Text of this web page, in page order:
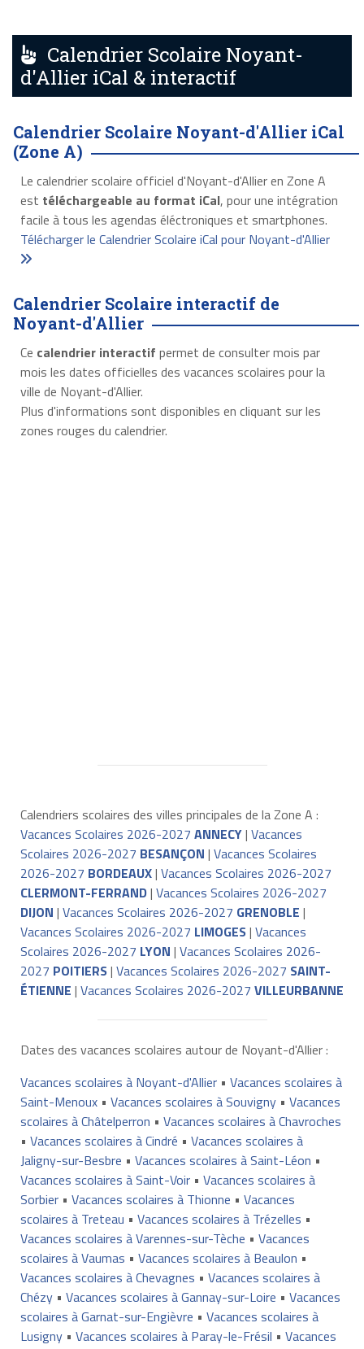
Calendrier Scolaire Noyant-
d'Allier iCal & interactif
Calendrier Scolaire Noyant-d'Allier iCal
(Zone A)
Le calendrier scolaire officiel d'Noyant-d'Allier en Zone A
est téléchargeable au format iCal, pour une intégration
facile à tous les agendas éléctroniques et smartphones.
Télécharger le Calendrier Scolaire iCal pour Noyant-d'Allier
Calendrier Scolaire interactif de
Noyant-d'Allier
Ce calendrier interactif permet de consulter mois par
mois les dates officielles des vacances scolaires pour la
ville de Noyant-d'Allier.
Plus d'informations sont disponibles en cliquant sur les
zones rouges du calendrier.
Calendriers scolaires des villes principales de la Zone A :
Vacances Scolaires 2026-2027 ANNECY| Vacances
Scolaires 2026-2027 BESANÇON | Vacances Scolaires
2026-2027 BORDEAUX| Vacances Scolaires 2026-2027
CLERMONT-FERRAND| Vacances Scolaires 2026-2027
DIJON | Vacances Scolaires 2026-2027 GRENOBLE |
Vacances Scolaires 2026-2027 LIMOGES| Vacances
Scolaires 2026-2027 LYON | Vacances Scolaires 2026-
2027 POITIERS| Vacances Scolaires 2026-2027 SAINT-
ÉTIENNE | Vacances Scolaires 2026-2027 VILLEURBANNE
Dates des vacances scolaires autour de Noyant-d'Allier :
Vacances scolaires à Noyant-d'Allier• Vacances scolaires à
Saint-Menoux• Vacances scolaires à Souvigny• Vacances
scolaires à Châtelperron • Vacances scolaires à Chavroches
• Vacances scolaires à Cindré • Vacances scolaires à
Jaligny-sur-Besbre • Vacances scolaires à Saint-Léon •
Vacances scolaires à Saint-Voir• Vacances scolaires à
Sorbier• Vacances scolaires à Thionne • Vacances
scolaires à Treteau • Vacances scolaires à Trézelles •
Vacances scolaires à Varennes-sur-Tèche • Vacances
scolaires à Vaumas • Vacances scolaires à Beaulon •
Vacances scolaires à Chevagnes • Vacances scolaires à
Chézy• Vacances scolaires à Gannay-sur-Loire • Vacances
scolaires à Garnat-sur-Engièvre • Vacances scolaires à
Lusigny• Vacances scolaires à Paray-le-Frésil • Vacances